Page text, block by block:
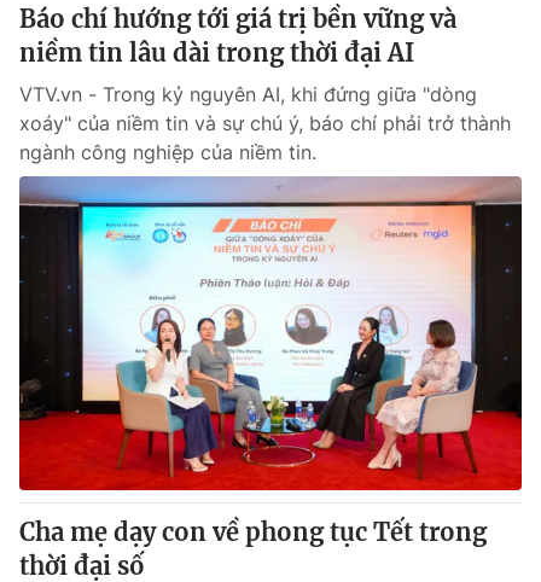
Báo chí hướng tới giá trị bền vững và
niềm tin lâu dài trong thời đại AI
VTV.vn - Trong kỷ nguyên AI, khi đứng giữa "dòng
xoáy" của niềm tin và sự chú ý, báo chí phải trở thành
ngành công nghiệp của niềm tin.
Cha mẹ dạy con về phong tục Tết trong
thời đại số